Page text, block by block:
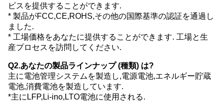
ビスを提供することができます.
* 製品がFCC,CE,ROHS,その他の国際基準の認証を通過し
ました.
* 工場価格をあなたに提供することができます. 工場と生
産プロセスを訪問してください.
Q2.あなたの製品ラインナップ (種類) は?
主に電池管理システムを製造し,電源電池,エネルギー貯蔵
電池,消費電池を製造しています.
*主にLFP,Li-ino,LTO電池に使用される.